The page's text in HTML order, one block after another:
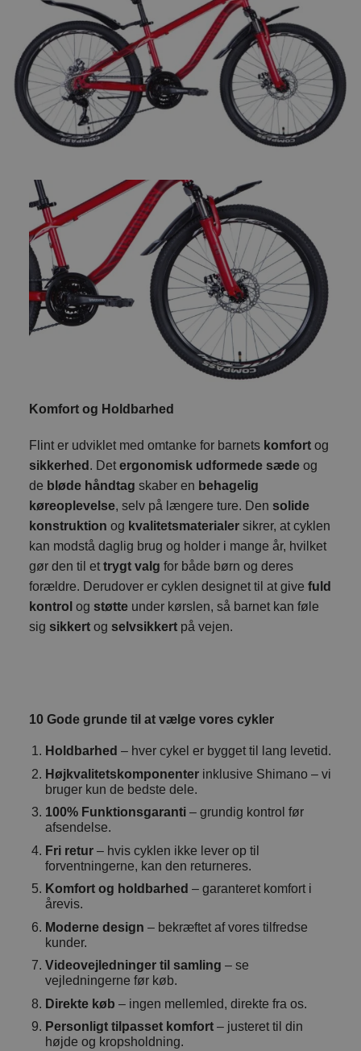
Komfort og Holdbarhed
Flint er udviklet med omtanke for barnets komfortog
sikkerhed . Det ergonomisk udformede sædeog
de bløde håndtag skaber en behagelig
køreoplevelse, selv på længere ture. Den solide
konstruktion og kvalitetsmaterialersikrer, at cyklen
kan modstå daglig brug og holder i mange år, hvilket
gør den til et trygt valg for både børn og deres
forældre. Derudover er cyklen designet til at give fuld
kontrol og støtteunder kørslen, så barnet kan føle
sig sikkertog selvsikkertpå vejen.
10 Gode grunde til at vælge vores cykler
Holdbarhed – hver cykel er bygget til lang levetid.
Højkvalitetskomponenter inklusive Shimano – vi
bruger kun de bedste dele.
100% Funktionsgaranti – grundig kontrol før
afsendelse.
Fri retur – hvis cyklen ikke lever op til
forventningerne, kan den returneres.
Komfort og holdbarhed – garanteret komfort i
årevis.
Moderne design – bekræftet af vores tilfredse
kunder.
Videovejledninger til samling – se
vejledningerne før køb.
Direkte køb – ingen mellemled, direkte fra os.
Personligt tilpasset komfort – justeret til din
højde og kropsholdning.